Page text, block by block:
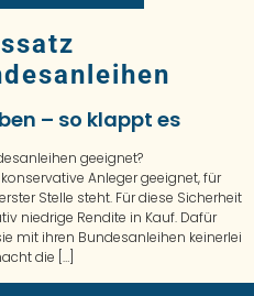
– so klappt es
geeignet?
Anleger geeignet, für
Stelle steht. Für diese Sicherheit
niedrige Rendite in Kauf. Dafür
mit ihren Bundesanleihen keinerlei
die […]